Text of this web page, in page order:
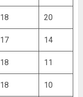
18 20
17 14
18 11
18 10